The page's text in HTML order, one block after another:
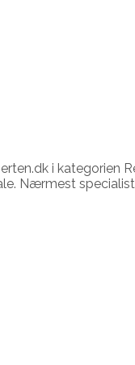
i kategorien
Nærmest